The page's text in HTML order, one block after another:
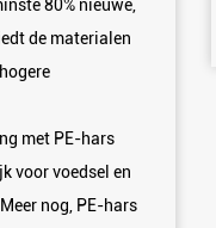
80% nieuwe,
de materialen
met PE-hars
voor voedsel en
nog, PE-hars